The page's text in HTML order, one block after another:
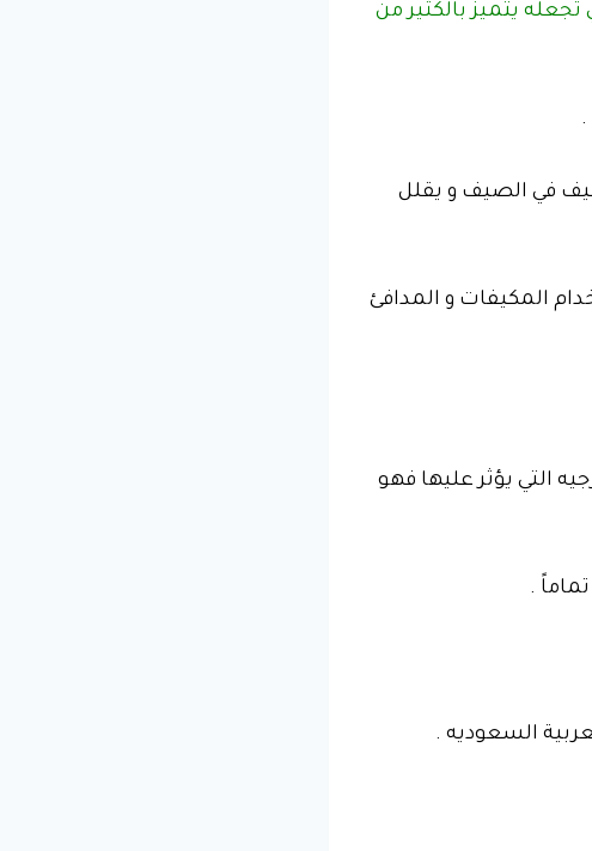
يتميز بالكثير من
.
في الصيف و يقلل
المكيفات و المدافئ
التي يؤثر عليها فهو
.
السعوديه .